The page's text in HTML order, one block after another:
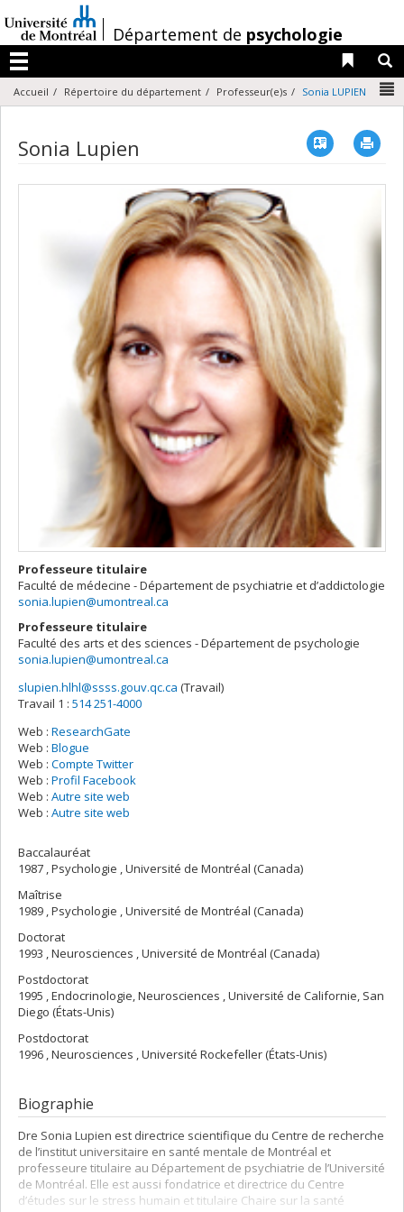
au
contenu
/Département de psychologie
Menu
Liens
Accueil Répertoire du département Professeur(e)s Sonia LUPIEN
Sonia Lupien Vcard
Professeure titulaire
Faculté de médecine - Département de psychiatrie et d’addictologie
sonia.lupien@umontreal.ca
Professeure titulaire
Faculté des arts et des sciences - Département de psychologie
sonia.lupien@umontreal.ca
Courriels
slupien.hlhl@ssss.gouv.qc.ca (Travail)
Travail 1 : 514 251-4000
Web : ResearchGate
Web : Blogue
Web : Compte Twitter
Web : Profil Facebook
Web : Autre site web
Web : Autre site web
Baccalauréat
1987 , Psychologie , Université de Montréal (Canada)
Maîtrise
1989 , Psychologie , Université de Montréal (Canada)
Doctorat
1993 , Neurosciences , Université de Montréal (Canada)
Postdoctorat
1995 , Endocrinologie, Neurosciences , Université de Californie, San
Diego (États-Unis)
Postdoctorat
1996 , Neurosciences , Université Rockefeller (États-Unis)
Biographie
Dre Sonia Lupien est directrice scientifique du Centre de recherche
de l’institut universitaire en santé mentale de Montréal et
professeure titulaire au Département de psychiatrie de l’Université
de Montréal. Elle est aussi fondatrice et directrice du Centre
d’études sur le stress humain et titulaire Chaire sur la santé